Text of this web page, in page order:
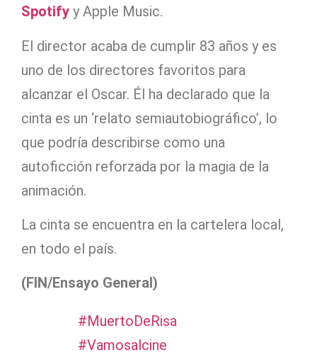
Spotify y Apple Music.
El director acaba de cumplir 83 años y es
uno de los directores favoritos para
alcanzar el Oscar. Él ha declarado que la
cinta es un ‘relato semiautobiográfico’, lo
que podría describirse como una
autoficción reforzada por la magia de la
animación.
La cinta se encuentra en la cartelera local,
en todo el país.
(FIN/Ensayo General)
#MuertoDeRisa
#Vamosalcine